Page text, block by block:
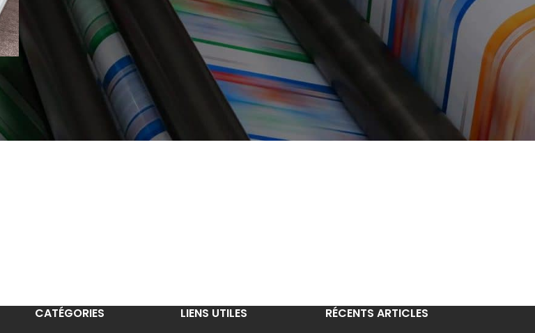
CATÉGORIES LIENS UTILES RÉCENTS ARTICLES